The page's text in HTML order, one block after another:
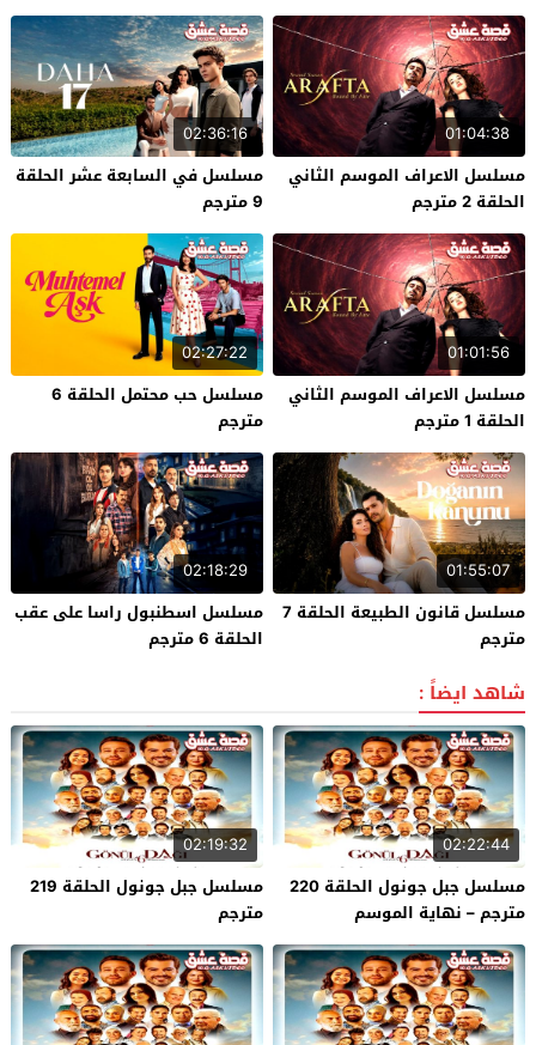
01:04:38
مسلسل الاعراف الموسم الثاني
الحلقة 2 مترجم
02:36:16
مسلسل في السابعة عشر الحلقة
9 مترجم
01:01:56
مسلسل الاعراف الموسم الثاني
الحلقة 1 مترجم
02:27:22
مسلسل حب محتمل الحلقة 6
مترجم
01:55:07
مسلسل قانون الطبيعة الحلقة 7
مترجم
02:18:29
مسلسل اسطنبول راسا على عقب
الحلقة 6 مترجم
شاهد ايضاً :
02:22:44
مسلسل جبل جونول الحلقة 220
مترجم – نهاية الموسم
02:19:32
مسلسل جبل جونول الحلقة 219
مترجم